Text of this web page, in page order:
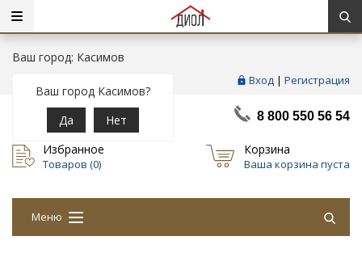
Ваш город: Касимов
Ваш город Касимов?
Да
Нет
Вход | Регистрация
8 800 550 56 54
Избранное
Товаров (0)
Корзина
Ваша корзина пуста
Меню